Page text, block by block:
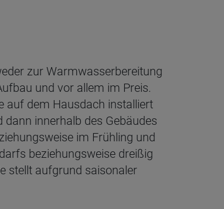
zur Warmwasserbereitung
und vor allem im Preis.
auf dem Hausdach installiert
innerhalb des Gebäudes
im Frühling und
beziehungsweise dreißig
stellt aufgrund saisonaler